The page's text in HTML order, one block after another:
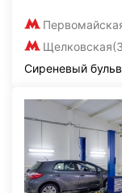
Щелковская
Сиреневый